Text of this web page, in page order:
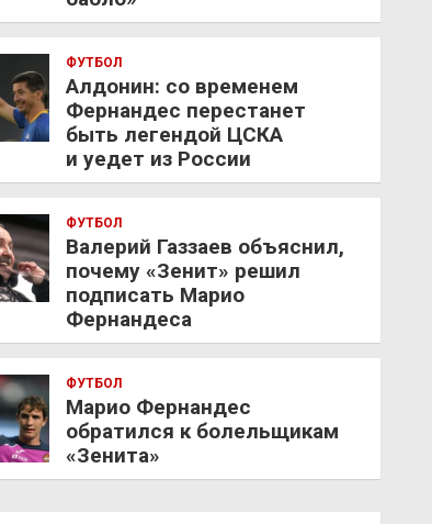
ФУТБОЛ
Алдонин: со временем
Фернандес перестанет
быть легендой ЦСКА
и уедет из России
ФУТБОЛ
Валерий Газзаев объяснил,
почему «Зенит» решил
подписать Марио
Фернандеса
ФУТБОЛ
Марио Фернандес
обратился к болельщикам
«Зенита»